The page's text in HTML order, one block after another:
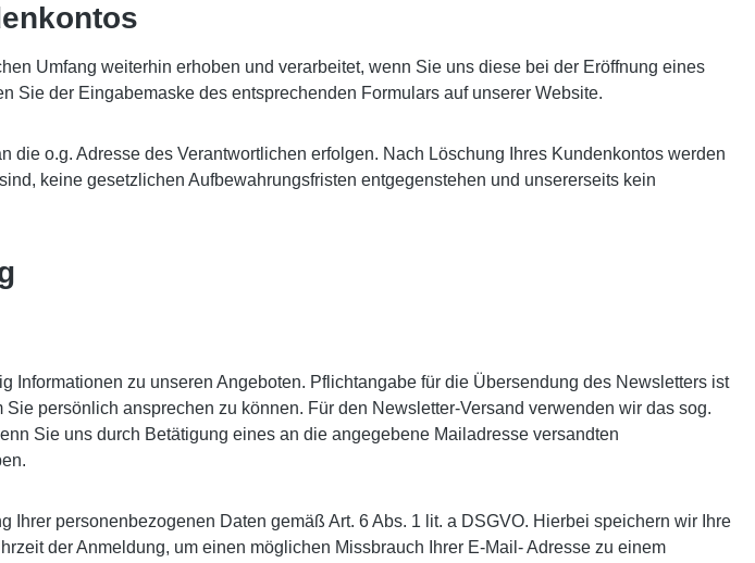
Umfang weiterhin erhoben und verarbeitet, wenn Sie uns diese bei der Eröffnung eines
Sie der Eingabemaske des entsprechenden Formulars auf unserer Website.
o.g. Adresse des Verantwortlichen erfolgen. Nach Löschung Ihres Kundenkontos werden
keine gesetzlichen Aufbewahrungsfristen entgegenstehen und unsererseits kein
zu unseren Angeboten. Pflichtangabe für die Übersendung des Newsletters ist
persönlich ansprechen zu können. Für den Newsletter-Versand verwenden wir das sog.
Sie uns durch Betätigung eines an die angegebene Mailadresse versandten
personenbezogenen Daten gemäß Art. 6 Abs. 1 lit. a DSGVO. Hierbei speichern wir Ihre
der Anmeldung, um einen möglichen Missbrauch Ihrer E-Mail- Adresse zu einem